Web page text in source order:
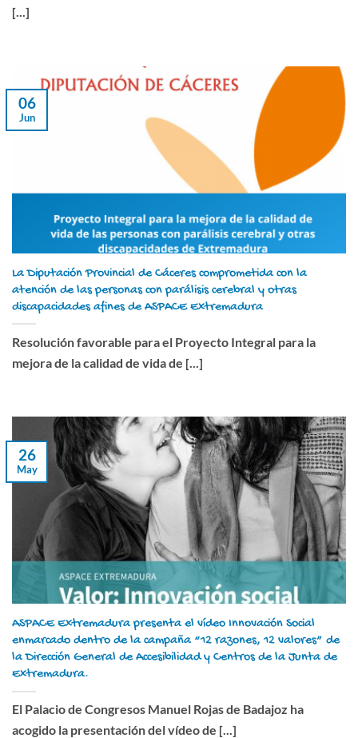
[...]
La Diputación Provincial de Cáceres comprometida con la
atención de las personas con parálisis cerebral y otras
discapacidades afines de ASPACE Extremadura
Resolución favorable para el Proyecto Integral para la
mejora de la calidad de vida de [...]
06
Jun
ASPACE Extremadura presenta el vídeo Innovación Social
enmarcado dentro de la campaña “12 razones, 12 valores” de
la Dirección General de Accesibilidad y Centros de la Junta de
Extremadura.
El Palacio de Congresos Manuel Rojas de Badajoz ha
acogido la presentación del vídeo de [...]
26
May